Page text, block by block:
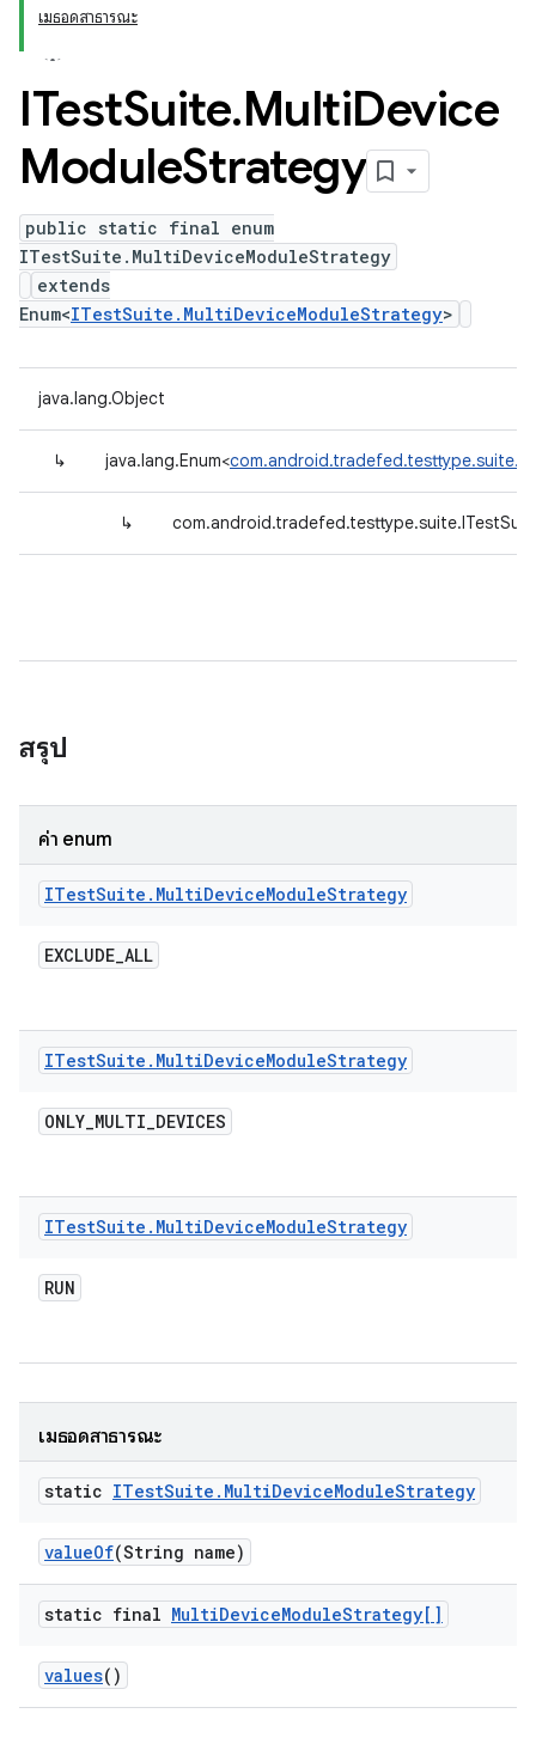
เมธอดสาธารณะ
ITestSuite.MultiDevice
ModuleStrategy
public static final enum
ITestSuite.MultiDeviceModuleStrategy
extends
Enum<ITestSuite.MultiDeviceModuleStrategy>
java.lang.Object
↳ java.lang.Enum<
↳
สรุป
ค่า enum
ITestSuite . MultiDeviceModuleStrategy
EXCLUDE_ALL
ITestSuite . MultiDeviceModuleStrategy
ONLY_MULTI_DEVICES
ITestSuite . MultiDeviceModuleStrategy
RUN
เมธอดสาธารณะ
static ITestSuite . MultiDeviceModuleStrategy
valueOf(String name)
static final MultiDeviceModuleStrategy[]
values()